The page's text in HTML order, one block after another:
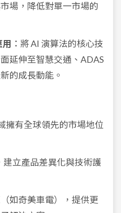
場，降低對單一市場的
用 ：將 AI 演算法的核心技
延伸至智慧交通、ADAS
的成長動能。
擁有全球領先的市場地位
建立產品差異化與技術護
如奇美車電），提供更